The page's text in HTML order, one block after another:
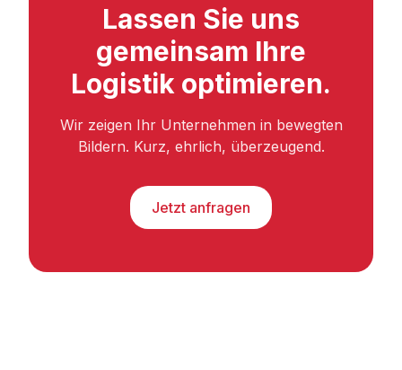
Lassen Sie uns
gemeinsam Ihre
Logistik optimieren.
Wir zeigen Ihr Unternehmen in bewegten
Bildern. Kurz, ehrlich, überzeugend.
Jetzt anfragen